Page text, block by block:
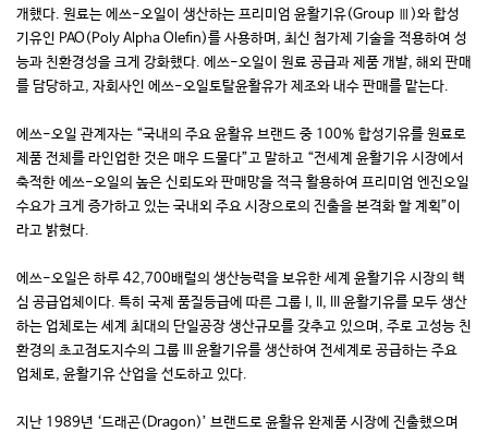
개했다. 원료는 에쓰-오일이 생산하는 프리미엄 윤활기유(Group Ⅲ)와 합성
기유인 PAO(Poly Alpha Olefin)를 사용하며, 최신 첨가제 기술을 적용하여 성
능과 친환경성을 크게 강화했다. 에쓰-오일이 원료 공급과 제품 개발, 해외 판매
를 담당하고, 자회사인 에쓰-오일토탈윤활유가 제조와 내수 판매를 맡는다.
에쓰-오일 관계자는 “국내의 주요 윤활유 브랜드 중 100% 합성기유를 원료로
제품 전체를 라인업한 것은 매우 드물다”고 말하고 “전세계 윤활기유 시장에서
축적한 에쓰-오일의 높은 신뢰도와 판매망을 적극 활용하여 프리미엄 엔진오일
수요가 크게 증가하고 있는 국내외 주요 시장으로의 진출을 본격화 할 계획”이
라고 밝혔다.
에쓰-오일은 하루 42,700배럴의 생산능력을 보유한 세계 윤활기유 시장의 핵
심 공급업체이다. 특히 국제 품질등급에 따른 그룹 I, II, III 윤활기유를 모두 생산
하는 업체로는 세계 최대의 단일공장 생산규모를 갖추고 있으며, 주로 고성능 친
환경의 초고점도지수의 그룹 III 윤활기유를 생산하여 전세계로 공급하는 주요
업체로, 윤활기유 산업을 선도하고 있다.
지난 1989년 ‘드래곤(Dragon)’ 브랜드로 윤활유 완제품 시장에 진출했으며